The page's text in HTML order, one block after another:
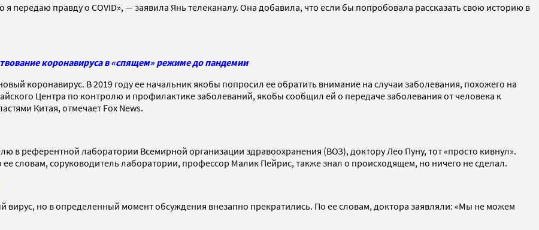
передаю правду о COVID», — заявила Янь телеканалу. Она добавила, что если бы попробовала рассказать свою историю в
коронавируса в «спящем» режиме до пандемии
коронавирус. В 2019 году ее начальник якобы попросил ее обратить внимание на случаи заболевания, похожего на
Центра по контролю и профилактике заболеваний, якобы сообщил ей о передаче заболевания от человека к
Китая, отмечает Fox News.
в референтной лаборатории Всемирной организации здравоохранения (ВОЗ), доктору Лео Пуну, тот «просто кивнул».
словам, соруководитель лаборатории, профессор Малик Пейрис, также знал о происходящем, но ничего не сделал.
вирус, но в определенный момент обсуждения внезапно прекратились. По ее словам, доктора заявляли: «Мы не можем